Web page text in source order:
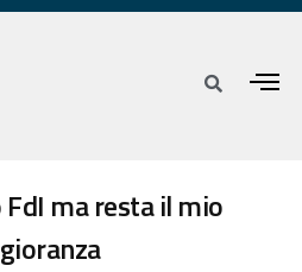
ma resta il mio